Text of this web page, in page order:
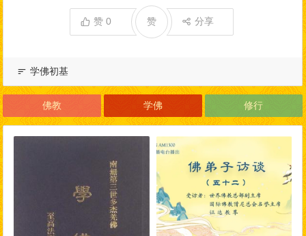
赞0 分享
赞
学佛初基
佛教 学佛 修行